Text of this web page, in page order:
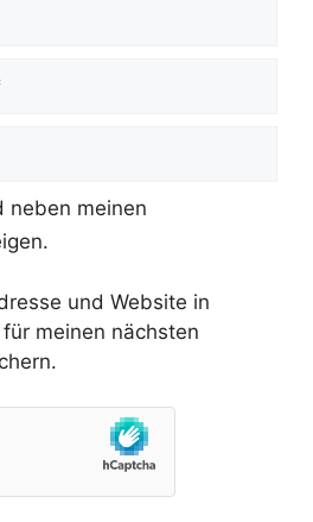
neben meinen
und Website in
meinen nächsten